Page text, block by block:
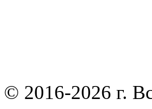
© 2016-2026 г.